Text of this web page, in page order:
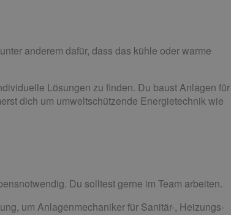
anderem dafür, dass das kühle oder warme
Lösungen zu finden. Du baust Anlagen für
dich um umweltschützende Energietechnik wie
Du solltest gerne im Team arbeiten.
um Anlagenmechaniker für Sanitär-, Heizungs-